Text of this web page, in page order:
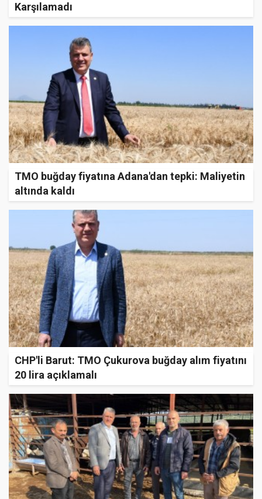
Karşılamadı
TMO buğday fiyatına Adana'dan tepki: Maliyetin
altında kaldı
CHP'li Barut: TMO Çukurova buğday alım fiyatını
20 lira açıklamalı